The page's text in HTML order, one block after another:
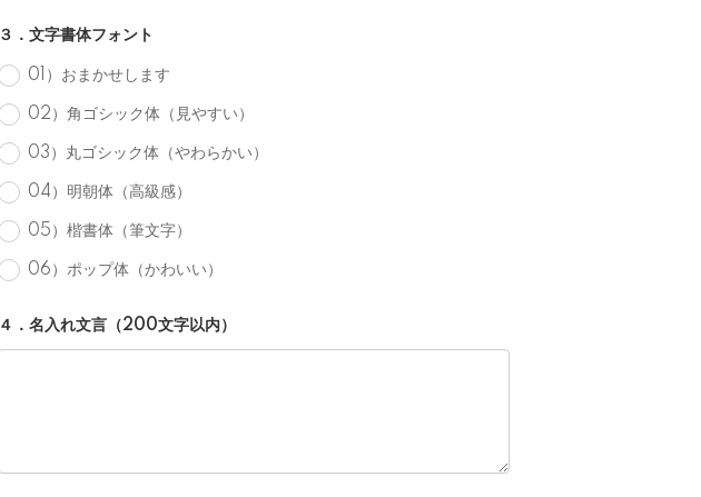
３．文字書体フォント
01）おまかせします
02）角ゴシック体（見やすい）
03）丸ゴシック体（やわらかい）
04）明朝体（高級感）
05）楷書体（筆文字）
06）ポップ体（かわいい）
４．名入れ文言（200文字以内）